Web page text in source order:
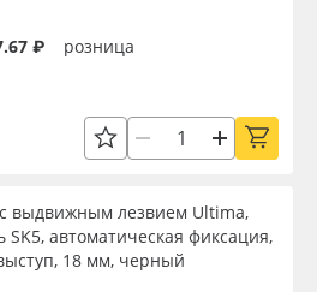
₽ розница
выдвижным лезвием Ultima,
SK5, автоматическая фиксация,
18 мм, черный